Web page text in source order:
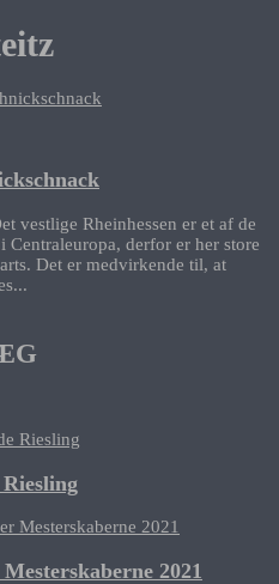
vestlige Rheinhessen er et af de
Centraleuropa, derfor er her store
Det er medvirkende til, at
2021